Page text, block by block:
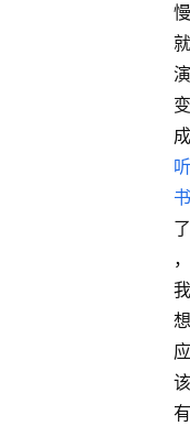
慢
就
演
变
成
听
书
了
，
我
想
应
该
有